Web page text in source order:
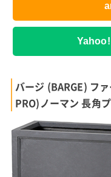
Yahoo!
バージ (BARGE) フ
PRO)ノーマン 長角